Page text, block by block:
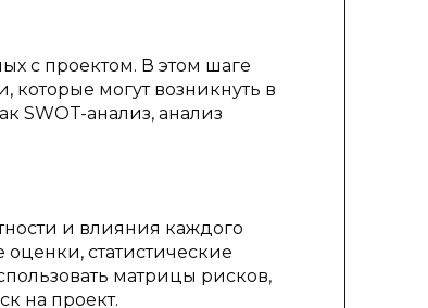
с проектом. В этом шаге
могут возникнуть в
SWOT-анализ, анализ
и влияния каждого
статистические
матрицы рисков,
на проект.